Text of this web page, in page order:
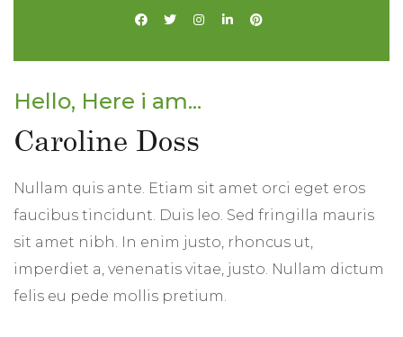
Hello, Here i am...
Caroline Doss
Nullam quis ante. Etiam sit amet orci eget eros
faucibus tincidunt. Duis leo. Sed fringilla mauris
sit amet nibh. In enim justo, rhoncus ut,
imperdiet a, venenatis vitae, justo. Nullam dictum
felis eu pede mollis pretium.